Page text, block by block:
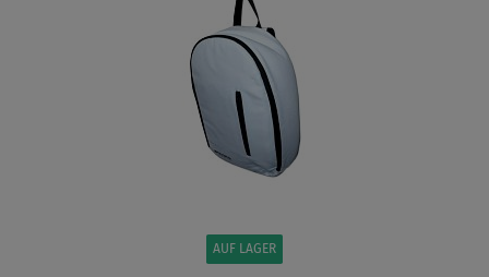
AUF LAGER